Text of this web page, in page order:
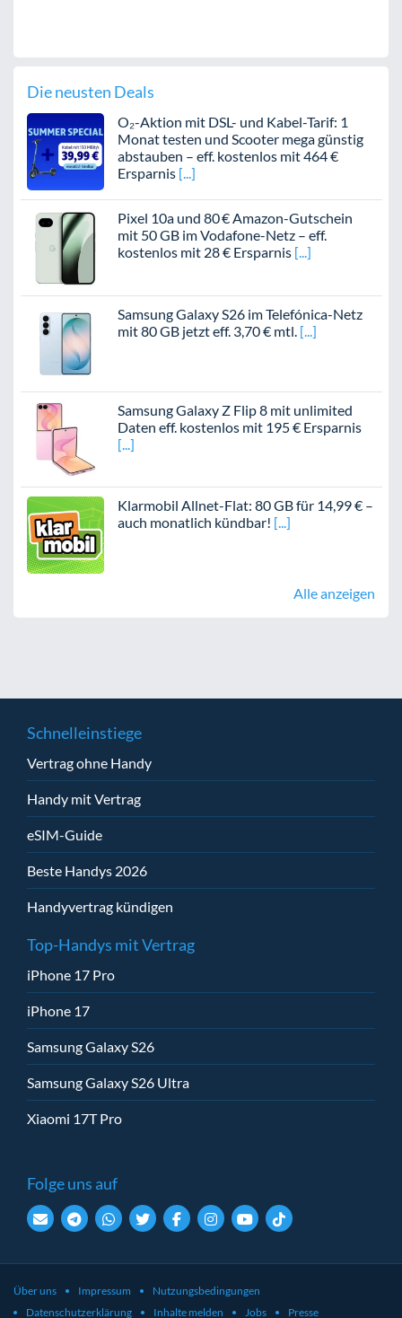
Die neusten Deals
O₂-Aktion mit DSL- und Kabel-Tarif: 1
Monat testen und Scooter mega günstig
abstauben – eff. kostenlos mit 464 €
Ersparnis
Pixel 10a und 80 € Amazon-Gutschein
mit 50 GB im Vodafone-Netz – eff.
kostenlos mit 28 € Ersparnis
Samsung Galaxy S26 im Telefónica-Netz
mit 80 GB jetzt eff. 3,70 € mtl.
Samsung Galaxy Z Flip 8 mit unlimited
Daten eff. kostenlos mit 195 € Ersparnis
Klarmobil Allnet-Flat: 80 GB für 14,99 € –
auch monatlich kündbar!
Alle anzeigen
Schnelleinstiege
Vertrag ohne Handy
Handy mit Vertrag
eSIM-Guide
Beste Handys 2026
Handyvertrag kündigen
Top-Handys mit Vertrag
iPhone 17 Pro
iPhone 17
Samsung Galaxy S26
Samsung Galaxy S26 Ultra
Xiaomi 17T Pro
Folge uns auf
Über uns Impressum
Nutzungsbedingungen
Datenschutzerklärung
Inhalte melden Jobs Presse